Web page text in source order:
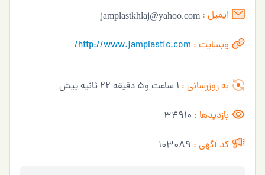
ایمیل : jamplastkhlaj@yahoo.com
وبسایت :http://www.jamplastic.com/
به روزرسانی :1 ساعت و5 دقیقه 22 ثانیه پیش
بازدیدها :34910
کد آگهی : 103089